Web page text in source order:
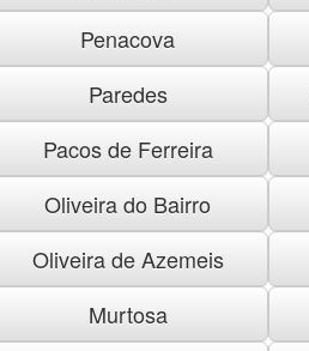
Penacova
Paredes
Pacos de Ferreira
Oliveira do Bairro
Oliveira de Azemeis
Murtosa